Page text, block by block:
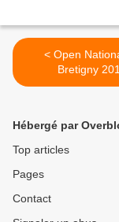
< Open National de
Bretigny
Hébergé par
Top articles
Pages
Contact